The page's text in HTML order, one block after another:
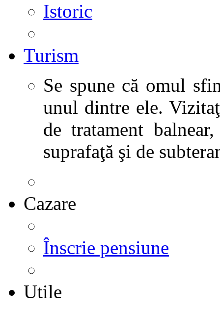
Istoric
Turism
Se spune că omul
unul dintre ele.
de tratament
suprafaţă şi de
Cazare
Înscrie pensiune
Utile